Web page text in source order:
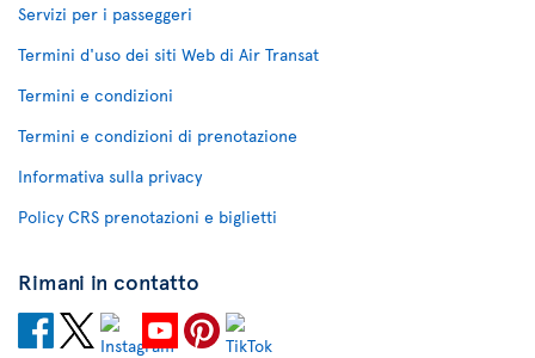
Servizi per i passeggeri
Termini d'uso dei siti Web di Air Transat
Termini e condizioni
Termini e condizioni di prenotazione
Informativa sulla privacy
Policy CRS prenotazioni e biglietti
Rimani in contatto